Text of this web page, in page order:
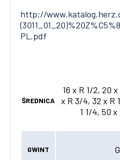
http://
PL.pdf
ŚREDNICA
16 x R 1/2, 20
x R 3/4, 32 x R
1 1/4, 50 x
GWINT